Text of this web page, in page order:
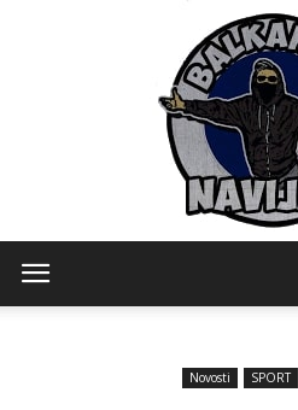
Novosti SPORT